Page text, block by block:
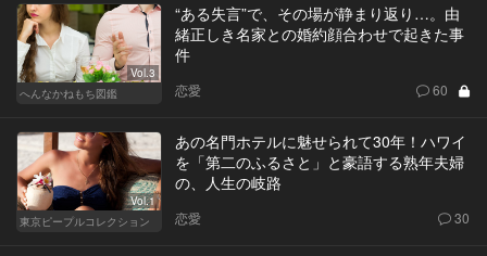
Vol.3
へんなかねもち図鑑
“ある失言”で、その場が静まり返り…。由
緒正しき名家との婚約顔合わせで起きた事
件
恋愛 60
Vol.1
東京ピープルコレクション
あの名門ホテルに魅せられて30年！ハワイ
を「第二のふるさと」と豪語する熟年夫婦
の、人生の岐路
恋愛 30